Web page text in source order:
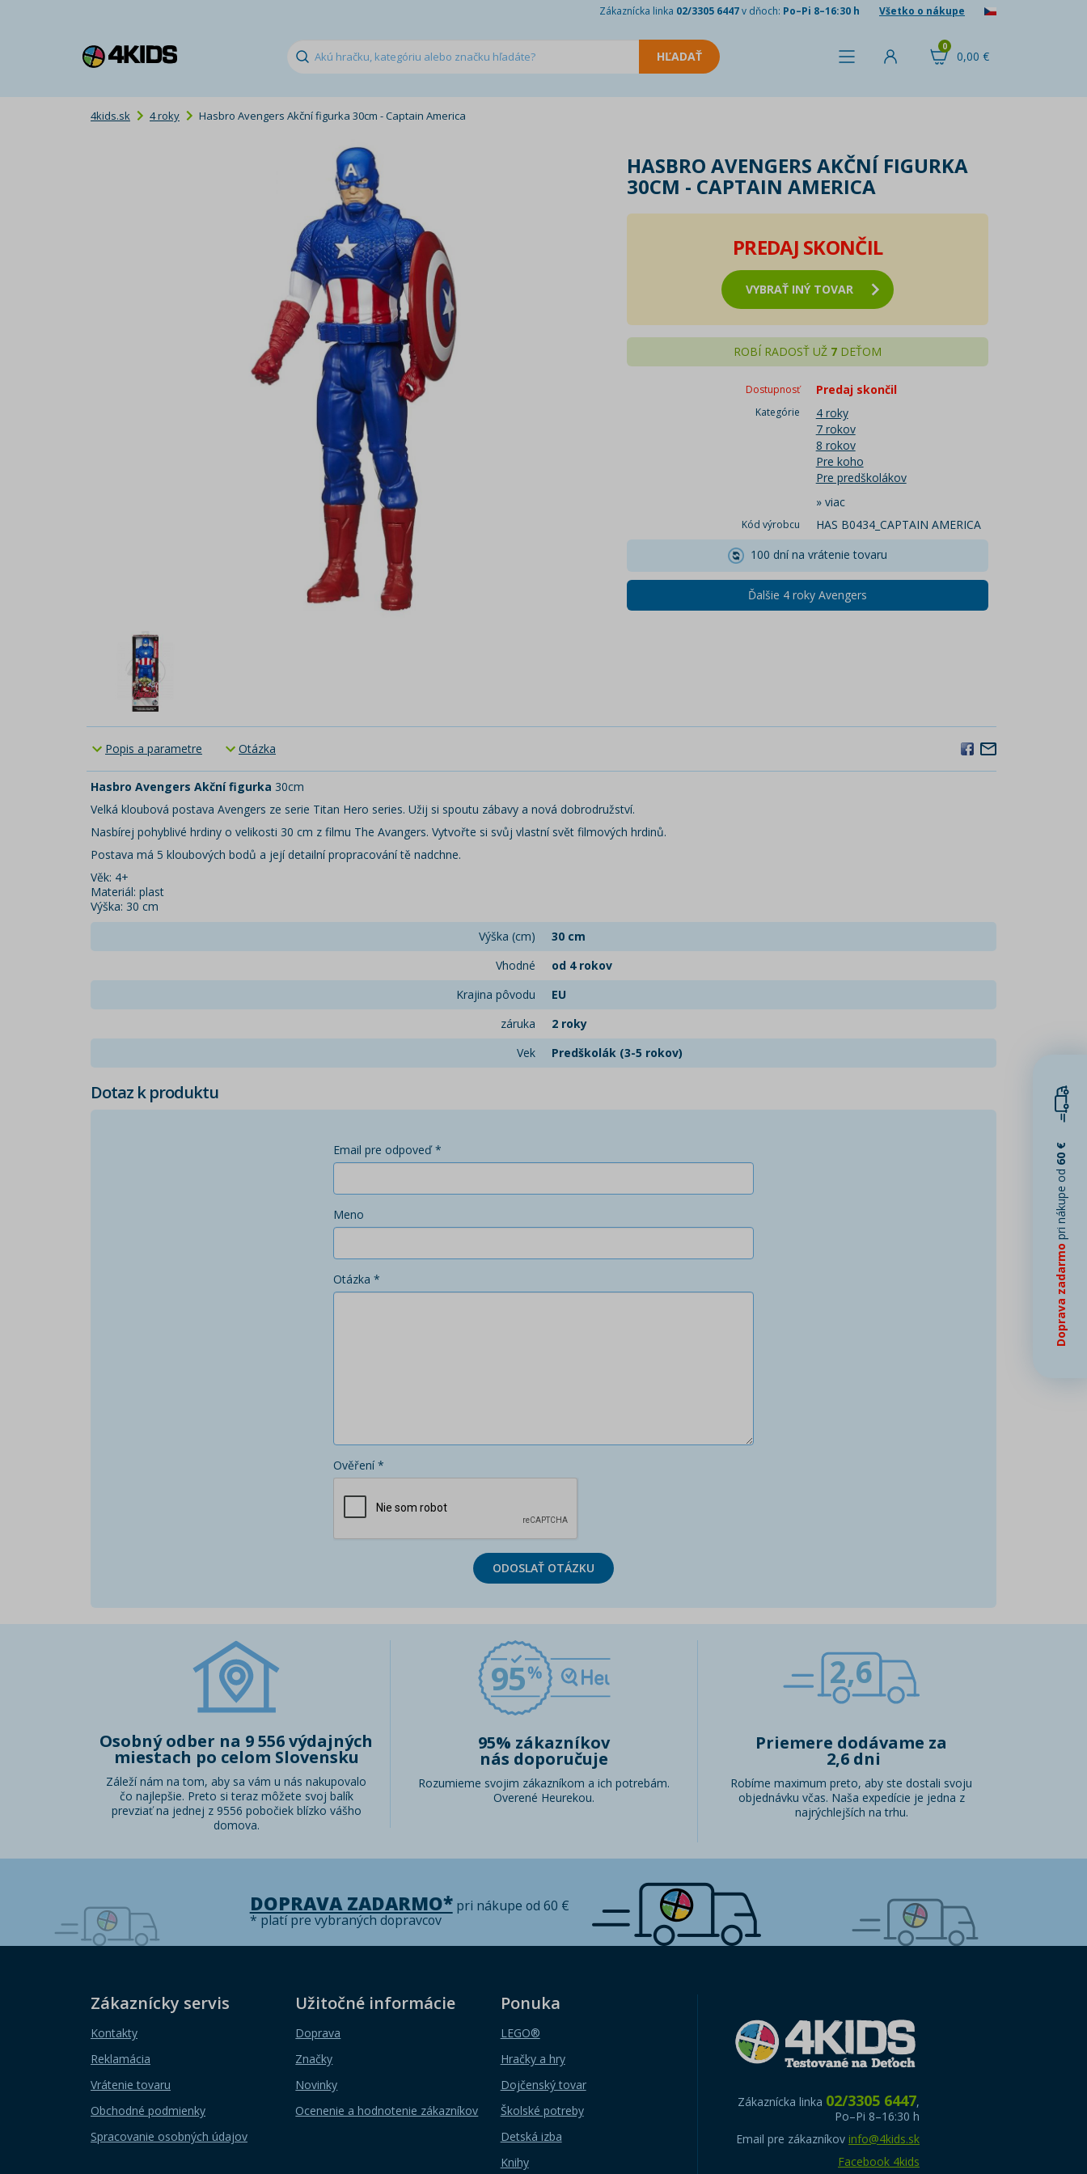
Zákaznícka linka 02/3305 6447v dňoch: Po–Pi 8–16:30 h Všetko o nákupe
0,00 €
0
4kids.sk 4 roky Hasbro Avengers Akční figurka 30cm - Captain America
HASBRO AVENGERS AKČNÍ FIGURKA
30CM - CAPTAIN AMERICA
PREDAJ SKONČIL
VYBRAŤ INÝ TOVAR
ROBÍ RADOSŤ UŽ 7 DEŤOM
Dostupnosť Predaj skončil
Kategórie
4 roky
7 rokov
8 rokov
Pre koho
Pre predškolákov
» viac
Kód výrobcu
HAS B0434_CAPTAIN AMERICA
100 dní na vrátenie tovaru
Ďalšie 4 roky Avengers
Popis a parametre Otázka
Hasbro Avengers Akční figurka 30cm
Velká kloubová postava Avengers ze serie Titan Hero series. Užij si spoutu zábavy a nová dobrodružství.
Nasbírej pohyblivé hrdiny o velikosti 30 cm z filmu The Avangers. Vytvořte si svůj vlastní svět filmových hrdinů.
Postava má 5 kloubových bodů a její detailní propracování tě nadchne.
Věk: 4+
Materiál: plast
Výška: 30 cm
Výška (cm)
30 cm
Vhodné
od 4 rokov
Krajina pôvodu
EU
záruka
2 roky
Vek
Predškolák (3-5 rokov)
Dotaz k produktu
Email pre odpoveď *
Meno
Otázka *
Ověření *
ODOSLAŤ OTÁZKU
Osobný odber na 9 556 výdajných
miestach po celom Slovensku
Záleží nám na tom, aby sa vám u nás nakupovalo
čo najlepšie. Preto si teraz môžete svoj balík
prevziať na jednej z 9556 pobočiek blízko vášho
domova.
95
95% zákazníkov
nás doporučuje
Rozumieme svojim zákazníkom a ich potrebám.
Overené Heurekou.
2,6
Priemere dodávame za
2,6 dni
Robíme maximum preto, aby ste dostali svoju
objednávku včas. Naša expedície je jedna z
najrýchlejších na trhu.
DOPRAVA ZADARMO*pri nákupe od 60 €
* platí pre vybraných dopravcov
Zákaznícky servis
Kontakty
Reklamácia
Vrátenie tovaru
Obchodné podmienky
Spracovanie osobných údajov
Užitočné informácie
Doprava
Značky
Novinky
Ocenenie a hodnotenie zákazníkov
Ponuka
LEGO®
Hračky a hry
Dojčenský tovar
Školské potreby
Detská izba
Knihy
Zákaznícka linka 02/3305 6447,
Po–Pi 8–16:30 h
Email pre zákazníkov info@4kids.sk
Facebook 4kids
Doprava zadarmo
pri nákupe od
60 €